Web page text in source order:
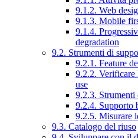
9.1.2. Web
9.1.3. Mobile
9.1.4.
degradation
9.2. Strumenti di
9.2.1. Feature
9.2.2.
use
9.2.3. Strumenti
9.2.4. Supporto
9.2.5. Misurare
9.3. Catalogo del riuso